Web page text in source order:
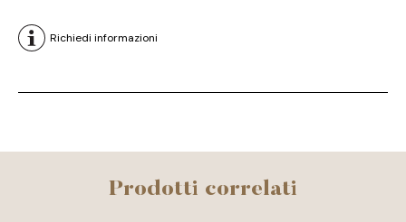
Richiedi informazioni
Prodotti correlati